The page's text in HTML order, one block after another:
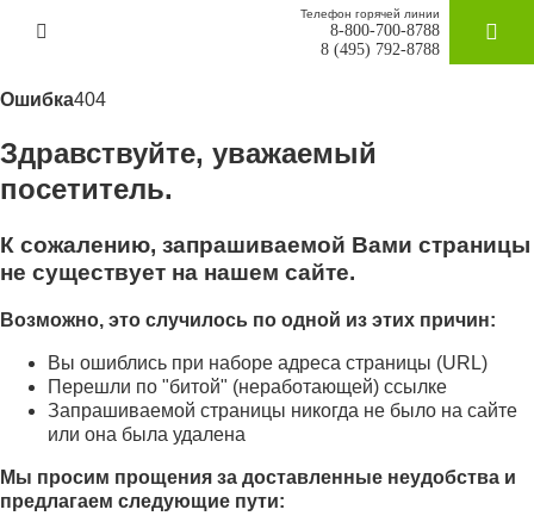
Телефон горячей линии
8-800-700-8788
8 (495) 792-8788
Ошибка404
Здравствуйте, уважаемый
посетитель.
К сожалению, запрашиваемой Вами страницы
не существует на нашем сайте.
Возможно, это случилось по одной из этих причин:
Вы ошиблись при наборе адреса страницы (URL)
Перешли по "битой" (неработающей) ссылке
Запрашиваемой страницы никогда не было на сайте
или она была удалена
Мы просим прощения за доставленные неудобства и
предлагаем следующие пути: